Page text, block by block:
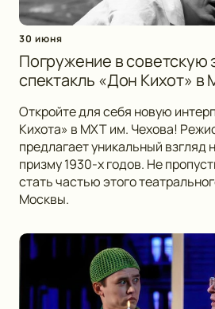
30 июня
Погружение в советскую
спектакль «Дон Кихот» в
Откройте для себя новую
Кихота» в МХТ им. Чехова!
предлагает уникальный взгляд
призму 1930-х годов. Не
стать частью этого
Москвы.